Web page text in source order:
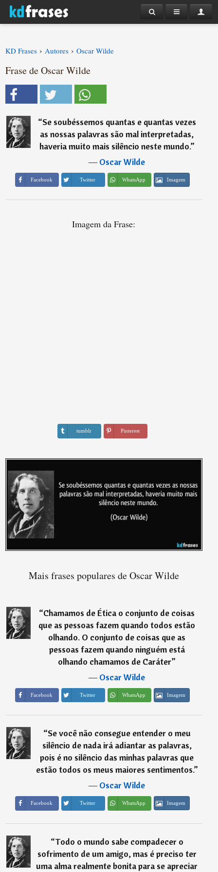
KD Frases › Autores › Oscar Wilde
Frase de Oscar Wilde
“Se soubéssemos quantas e quantas vezes
as nossas palavras são mal interpretadas,
haveria muito mais silêncio neste mundo.”
―Oscar Wilde
Facebook Twitter WhatsApp Imagem
Imagem da Frase:
tumblr Pinterest
Mais frases populares de Oscar Wilde
“Chamamos de Ética o conjunto de coisas
que as pessoas fazem quando todos estão
olhando. O conjunto de coisas que as
pessoas fazem quando ninguém está
olhando chamamos de Caráter”
―Oscar Wilde
Facebook Twitter WhatsApp Imagem
“Se você não consegue entender o meu
silêncio de nada irá adiantar as palavras,
pois é no silêncio das minhas palavras que
estão todos os meus maiores sentimentos.”
―Oscar Wilde
Facebook Twitter WhatsApp Imagem
“Todo o mundo sabe compadecer o
sofrimento de um amigo, mas é preciso ter
uma alma realmente bonita para se apreciar